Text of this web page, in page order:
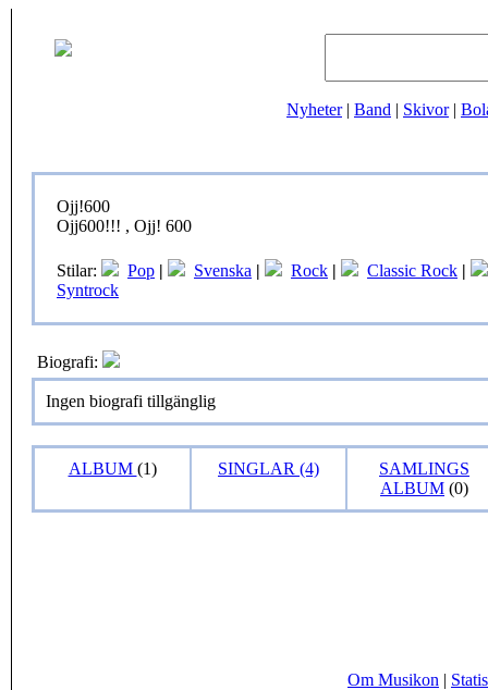
Nyheter| Band | Skivor|
Ojj!600
Ojj600!!! , Ojj! 600
Stilar: Pop | Svenska | Rock | Classic Rock |
Syntrock
Biografi:
Ingen biografi tillgänglig
ALBUM (1) SINGLAR (4)
SAMLINGS
ALBUM (0)
Om Musikon |